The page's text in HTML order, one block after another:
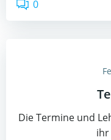
0
Die Termine und